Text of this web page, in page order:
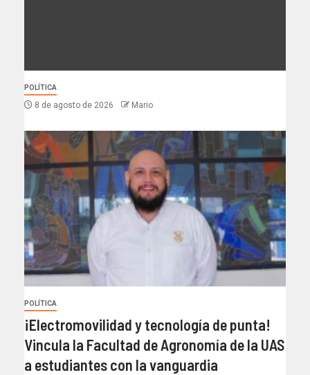
POLÍTICA
8 de agosto de 2026 Mario
POLÍTICA
¡Electromovilidad y tecnología de punta!
Vincula la Facultad de Agronomía de la UAS
a estudiantes con la vanguardia